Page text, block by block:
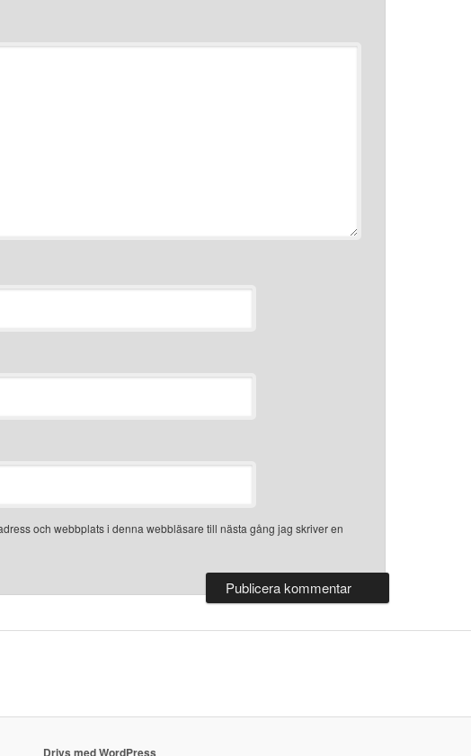
och webbplats i denna webbläsare till nästa gång jag skriver en